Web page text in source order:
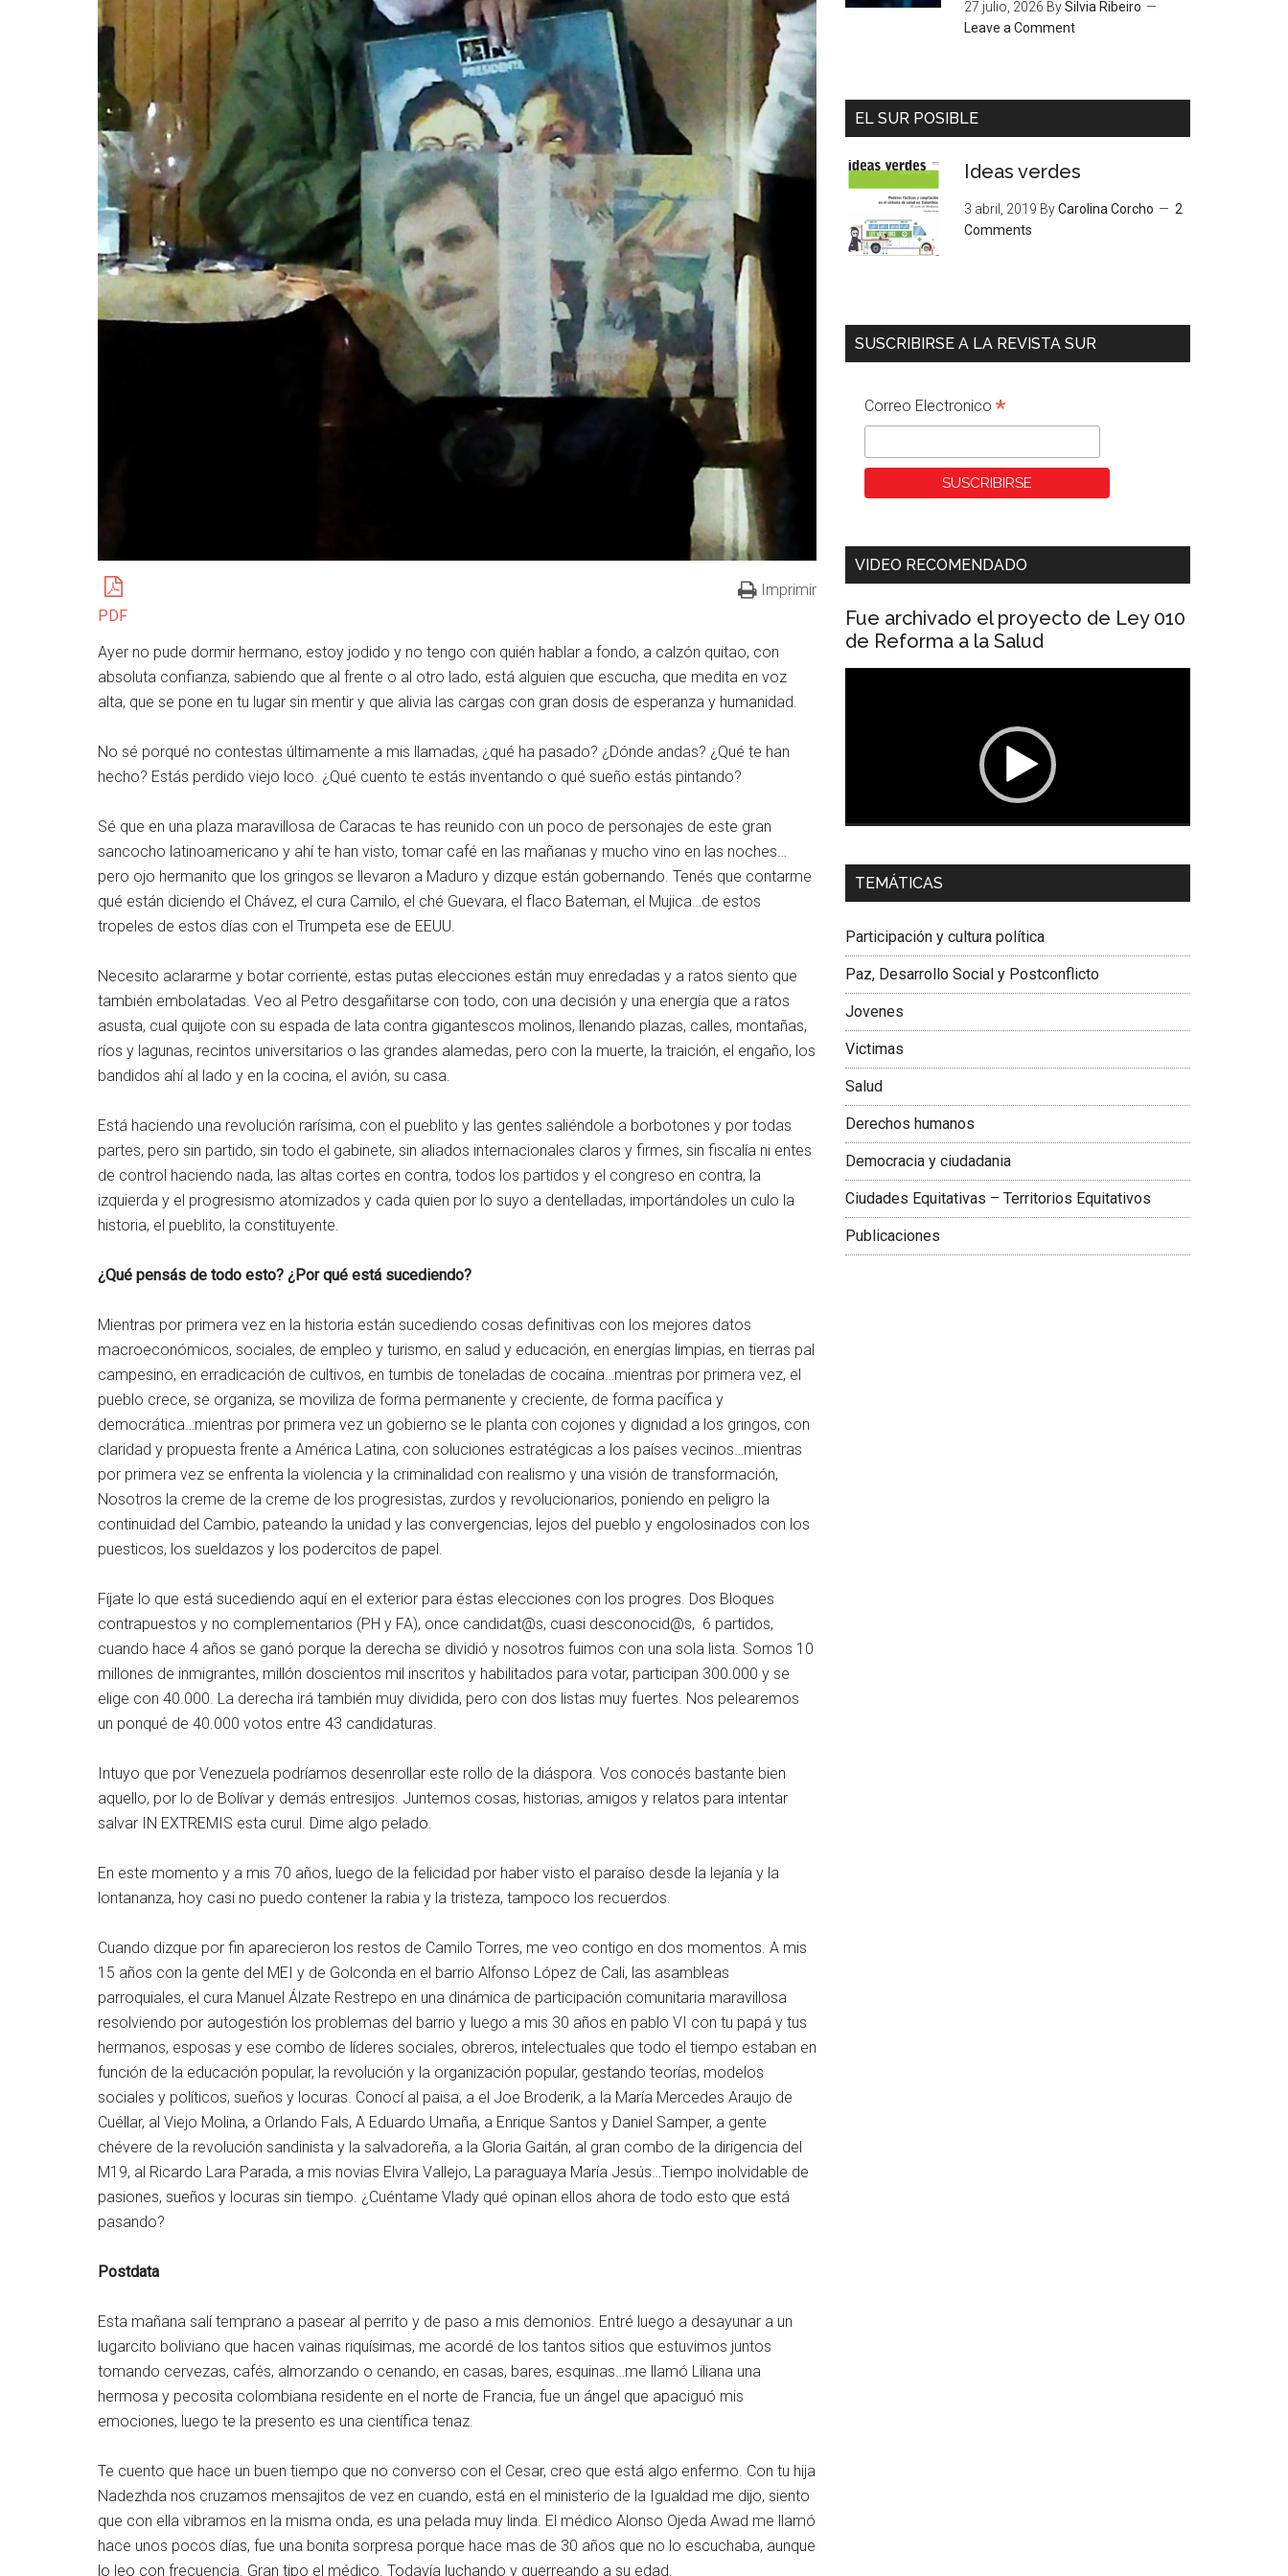
PDF
Imprimir
Ayer no pude dormir hermano, estoy jodido y no tengo con quién hablar a fondo, a calzón quitao, con
absoluta confianza, sabiendo que al frente o al otro lado, está alguien que escucha, que medita en voz
alta, que se pone en tu lugar sin mentir y que alivia las cargas con gran dosis de esperanza y humanidad.
No sé porqué no contestas últimamente a mis llamadas, ¿qué ha pasado? ¿Dónde andas? ¿Qué te han
hecho? Estás perdido viejo loco. ¿Qué cuento te estás inventando o qué sueño estás pintando?
Sé que en una plaza maravillosa de Caracas te has reunido con un poco de personajes de este gran
sancocho latinoamericano y ahí te han visto, tomar café en las mañanas y mucho vino en las noches…
pero ojo hermanito que los gringos se llevaron a Maduro y dizque están gobernando. Tenés que contarme
qué están diciendo el Chávez, el cura Camilo, el ché Guevara, el flaco Bateman, el Mujica…de estos
tropeles de estos días con el Trumpeta ese de EEUU.
Necesito aclararme y botar corriente, estas putas elecciones están muy enredadas y a ratos siento que
también embolatadas. Veo al Petro desgañitarse con todo, con una decisión y una energía que a ratos
asusta, cual quijote con su espada de lata contra gigantescos molinos, llenando plazas, calles, montañas,
ríos y lagunas, recintos universitarios o las grandes alamedas, pero con la muerte, la traición, el engaño, los
bandidos ahí al lado y en la cocina, el avión, su casa.
Está haciendo una revolución rarísima, con el pueblito y las gentes saliéndole a borbotones y por todas
partes, pero sin partido, sin todo el gabinete, sin aliados internacionales claros y firmes, sin fiscalía ni entes
de control haciendo nada, las altas cortes en contra, todos los partidos y el congreso en contra, la
izquierda y el progresismo atomizados y cada quien por lo suyo a dentelladas, importándoles un culo la
historia, el pueblito, la constituyente.
¿Qué pensás de todo esto? ¿Por qué está sucediendo?
Mientras por primera vez en la historia están sucediendo cosas definitivas con los mejores datos
macroeconómicos, sociales, de empleo y turismo, en salud y educación, en energías limpias, en tierras pal
campesino, en erradicación de cultivos, en tumbis de toneladas de cocaína…mientras por primera vez, el
pueblo crece, se organiza, se moviliza de forma permanente y creciente, de forma pacífica y
democrática…mientras por primera vez un gobierno se le planta con cojones y dignidad a los gringos, con
claridad y propuesta frente a América Latina, con soluciones estratégicas a los países vecinos…mientras
por primera vez se enfrenta la violencia y la criminalidad con realismo y una visión de transformación,
Nosotros la creme de la creme de los progresistas, zurdos y revolucionarios, poniendo en peligro la
continuidad del Cambio, pateando la unidad y las convergencias, lejos del pueblo y engolosinados con los
puesticos, los sueldazos y los podercitos de papel.
Fíjate lo que está sucediendo aquí en el exterior para éstas elecciones con los progres. Dos Bloques
contrapuestos y no complementarios (PH y FA), once candidat@s, cuasi desconocid@s, 6 partidos,
cuando hace 4 años se ganó porque la derecha se dividió y nosotros fuimos con una sola lista. Somos 10
millones de inmigrantes, millón doscientos mil inscritos y habilitados para votar, participan 300.000 y se
elige con 40.000. La derecha irá también muy dividida, pero con dos listas muy fuertes. Nos pelearemos
un ponqué de 40.000 votos entre 43 candidaturas.
Intuyo que por Venezuela podríamos desenrollar este rollo de la diáspora. Vos conocés bastante bien
aquello, por lo de Bolívar y demás entresijos. Juntemos cosas, historias, amigos y relatos para intentar
salvar IN EXTREMIS esta curul. Dime algo pelado.
En este momento y a mis 70 años, luego de la felicidad por haber visto el paraíso desde la lejanía y la
lontananza, hoy casi no puedo contener la rabia y la tristeza, tampoco los recuerdos.
Cuando dizque por fin aparecieron los restos de Camilo Torres, me veo contigo en dos momentos. A mis
15 años con la gente del MEI y de Golconda en el barrio Alfonso López de Cali, las asambleas
parroquiales, el cura Manuel Álzate Restrepo en una dinámica de participación comunitaria maravillosa
resolviendo por autogestión los problemas del barrio y luego a mis 30 años en pablo VI con tu papá y tus
hermanos, esposas y ese combo de líderes sociales, obreros, intelectuales que todo el tiempo estaban en
función de la educación popular, la revolución y la organización popular, gestando teorías, modelos
sociales y políticos, sueños y locuras. Conocí al paisa, a el Joe Broderik, a la María Mercedes Araujo de
Cuéllar, al Viejo Molina, a Orlando Fals, A Eduardo Umaña, a Enrique Santos y Daniel Samper, a gente
chévere de la revolución sandinista y la salvadoreña, a la Gloria Gaitán, al gran combo de la dirigencia del
M19, al Ricardo Lara Parada, a mis novias Elvira Vallejo, La paraguaya María Jesús…Tiempo inolvidable de
pasiones, sueños y locuras sin tiempo. ¿Cuéntame Vlady qué opinan ellos ahora de todo esto que está
pasando?
Postdata
Esta mañana salí temprano a pasear al perrito y de paso a mis demonios. Entré luego a desayunar a un
lugarcito boliviano que hacen vainas riquísimas, me acordé de los tantos sitios que estuvimos juntos
tomando cervezas, cafés, almorzando o cenando, en casas, bares, esquinas…me llamó Liliana una
hermosa y pecosita colombiana residente en el norte de Francia, fue un ángel que apaciguó mis
emociones, luego te la presento es una científica tenaz.
Te cuento que hace un buen tiempo que no converso con el Cesar, creo que está algo enfermo. Con tu hija
Nadezhda nos cruzamos mensajitos de vez en cuando, está en el ministerio de la Igualdad me dijo, siento
que con ella vibramos en la misma onda, es una pelada muy linda. El médico Alonso Ojeda Awad me llamó
hace unos pocos días, fue una bonita sorpresa porque hace mas de 30 años que no lo escuchaba, aunque
lo leo con frecuencia. Gran tipo el médico. Todavía luchando y guerreando a su edad.
27 julio, 2026 BySilvia Ribeiro
Leave a Comment
EL SUR POSIBLE
Ideas verdes
3 abril, 2019 ByCarolina Corcho
2
Comments
SUSCRIBIRSE A LA REVISTA SUR
Correo Electronico *
VIDEO RECOMENDADO
Fue archivado el proyecto de Ley 010
de Reforma a la Salud
Dra. Carolina Corcho Mejía,
Latinoamericana Sur, Vicepresidenta Federación
TEMÁTICAS
Participación y cultura política
Paz, Desarrollo Social y Postconflicto
Jovenes
Victimas
Salud
Derechos humanos
Democracia y ciudadania
Ciudades Equitativas – Territorios Equitativos
Publicaciones